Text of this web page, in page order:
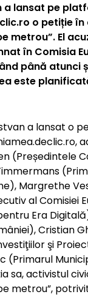
a lansat pe
o petiție în
metrou”. El
în Comisia
până atunci
este
a lansat o
(Președintele
Margrethe
al Comisiei
Era
Cristian
şi
(Primarul
sa, activistul
metrou”,